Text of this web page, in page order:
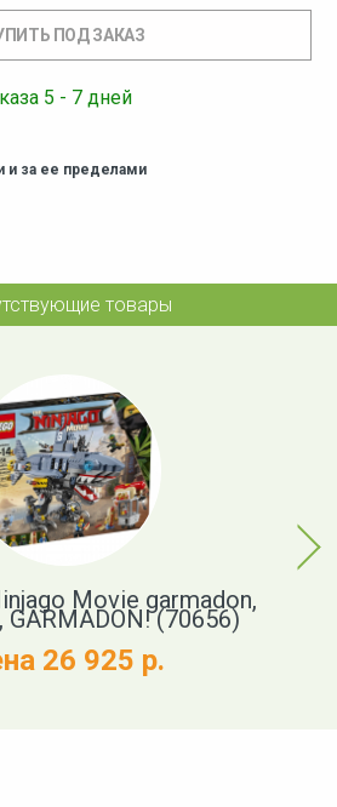
5 - 7 дней
и за ее пределами
товары
Movie garmadon,
GARMADON! (70656)
26 925 р.
Next